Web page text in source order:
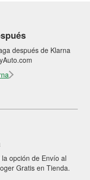
después de Klarna
opción de Envío al
Gratis en Tienda.